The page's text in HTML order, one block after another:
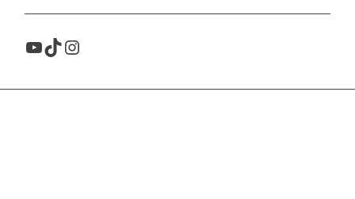
Youtube TikTok Instagram